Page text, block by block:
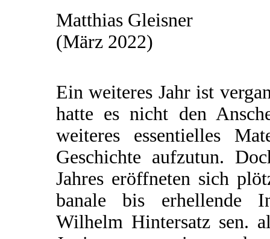
Matthias Gleisner
(März 2022)
Ein weiteres Jahr ist
hatte es nicht den
weiteres essentielles
Geschichte aufzutun.
Jahres eröffneten sich
banale bis erhellende
Wilhelm Hintersatz sen.